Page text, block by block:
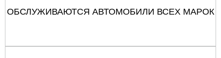
ОБСЛУЖИВАЮТСЯ АВТОМОБИЛИ ВСЕХ МАРОК